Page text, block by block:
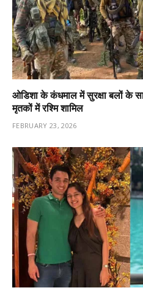
ओडिशा के कंधमाल में सुरक्षा बलों के
मृतकों में रश्मि शामिल
FEBRUARY 23, 2026